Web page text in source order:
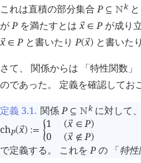
これは直積の部分集合P ⊆ 󱀍kと
がP を満たすとは󰕷
x ∈ Pが成り
󰕷
x ∈ Pと書いたりP(󰕷
x) と書いた
さて、 関係からは 「特性関数
のであった。 定義を確認してお
定義 3.1. 関係P ⊆ 󱀍kに対して
chP(󰕷
x) := 󰁮
1 (󰕷
x ∈ P)
0 (󰕷
x ∉ P)
で定義する。 これをPの 「特